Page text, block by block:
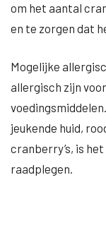
om het aantal
en te zorgen dat
Mogelijke
allergisch zijn
jeukende huid,
cranberry’s, is
raadplegen.